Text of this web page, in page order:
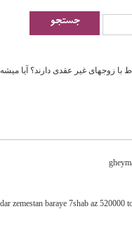
با زوجهای غیر عقدی دارند؟ آیا
zemestan baraye 7shab az